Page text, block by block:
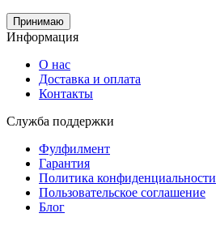
Принимаю
Информация
О нас
Доставка и оплата
Контакты
Служба поддержки
Фулфилмент
Гарантия
Политика конфиденциальности
Пользовательское соглашение
Блог